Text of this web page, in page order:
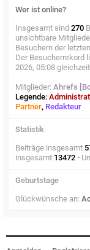
Wer ist online?
Insgesamt sind 270
unsichtbare
Besuchern der
Der Besucherrekord
2026, 05:08
Mitglieder: Ahrefs
Legende:
Partner, Redakteur
Statistik
Beiträge insgesamt
insgesamt 13472 •
Geburtstage
Glückwünsche an: